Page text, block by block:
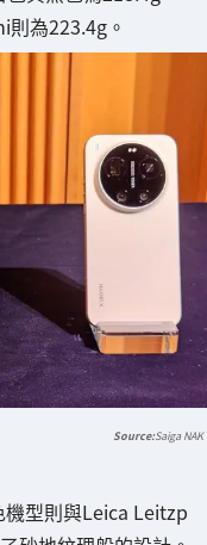
為223.4g。
Saiga NAK
型則與Leica Leitzp